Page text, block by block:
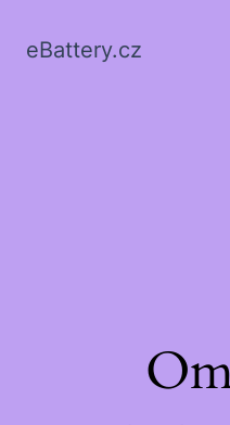
eBattery.cz